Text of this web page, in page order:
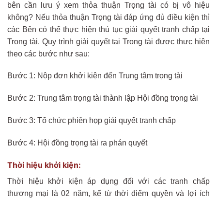
bên cần lưu ý xem thỏa thuận Trọng tài có bị vô hiệu
không? Nếu thỏa thuận Trọng tài đáp ứng đủ điều kiện thì
các Bên có thể thực hiện thủ tục giải quyết tranh chấp tại
Trọng tài. Quy trình giải quyết tại Trọng tài được thực hiện
theo các bước như sau:
Bước 1: Nộp đơn khởi kiện đến Trung tâm trọng tài
Bước 2: Trung tâm trọng tài thành lập Hội đồng trọng tài
Bước 3: Tổ chức phiên họp giải quyết tranh chấp
Bước 4: Hội đồng trọng tài ra phán quyết
Thời hiệu khởi kiện:
Thời hiệu khởi kiện áp dụng đối với các tranh chấp
thương mại là 02 năm, kể từ thời điểm quyền và lợi ích